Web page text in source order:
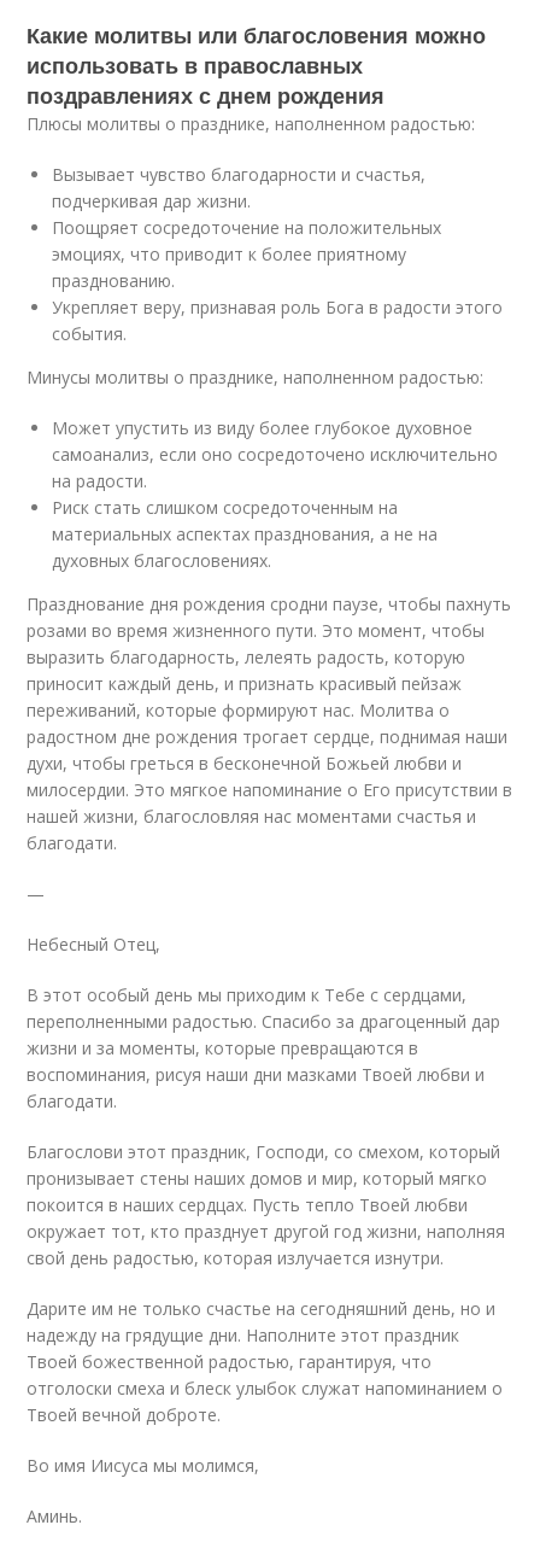
Какие молитвы или благословения можно
использовать в православных
поздравлениях с днем рождения
Плюсы молитвы о празднике, наполненном радостью:
Вызывает чувство благодарности и счастья,
подчеркивая дар жизни.
Поощряет сосредоточение на положительных
эмоциях, что приводит к более приятному
празднованию.
Укрепляет веру, признавая роль Бога в радости этого
события.
Минусы молитвы о празднике, наполненном радостью:
Может упустить из виду более глубокое духовное
самоанализ, если оно сосредоточено исключительно
на радости.
Риск стать слишком сосредоточенным на
материальных аспектах празднования, а не на
духовных благословениях.
Празднование дня рождения сродни паузе, чтобы пахнуть
розами во время жизненного пути. Это момент, чтобы
выразить благодарность, лелеять радость, которую
приносит каждый день, и признать красивый пейзаж
переживаний, которые формируют нас. Молитва о
радостном дне рождения трогает сердце, поднимая наши
духи, чтобы греться в бесконечной Божьей любви и
милосердии. Это мягкое напоминание о Его присутствии в
нашей жизни, благословляя нас моментами счастья и
благодати.
—
Небесный Отец,
В этот особый день мы приходим к Тебе с сердцами,
переполненными радостью. Спасибо за драгоценный дар
жизни и за моменты, которые превращаются в
воспоминания, рисуя наши дни мазками Твоей любви и
благодати.
Благослови этот праздник, Господи, со смехом, который
пронизывает стены наших домов и мир, который мягко
покоится в наших сердцах. Пусть тепло Твоей любви
окружает тот, кто празднует другой год жизни, наполняя
свой день радостью, которая излучается изнутри.
Дарите им не только счастье на сегодняшний день, но и
надежду на грядущие дни. Наполните этот праздник
Твоей божественной радостью, гарантируя, что
отголоски смеха и блеск улыбок служат напоминанием о
Твоей вечной доброте.
Во имя Иисуса мы молимся,
Аминь.